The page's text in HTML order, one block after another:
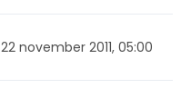
22 november 2011, 05:00